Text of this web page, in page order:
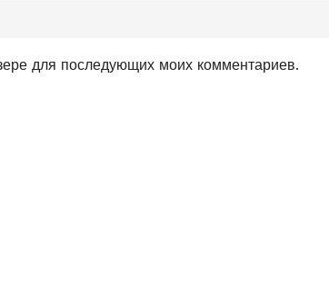
для последующих моих комментариев.